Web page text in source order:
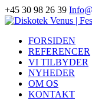
+45 30 98 26 39
FORSIDEN
REFERENCER
VI TILBYDER
NYHEDER
OM OS
KONTAKT